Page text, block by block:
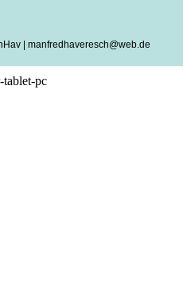
| manfredhaveresch@web.de
tablet-pc